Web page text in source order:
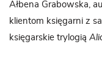
Ałbena Grabowska,
klientom księgarni z
księgarskie trylogią